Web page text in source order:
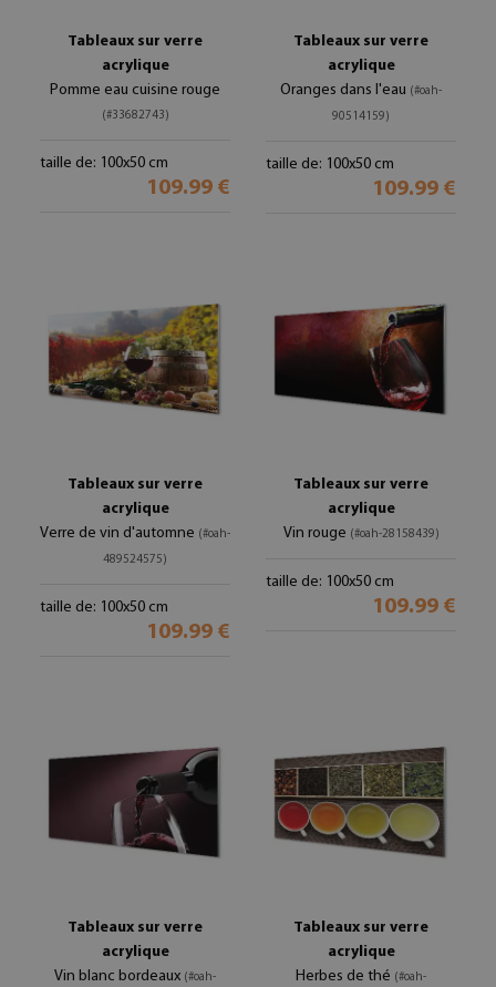
Tableaux sur verre
acrylique
Pomme eau cuisine rouge
(#33682743)
taille de: 100x50 cm
109.99 €
Tableaux sur verre
acrylique
Oranges dans l'eau (#oah-
90514159)
taille de: 100x50 cm
109.99 €
Tableaux sur verre
acrylique
Verre de vin d'automne (#oah-
489524575)
taille de: 100x50 cm
109.99 €
Tableaux sur verre
acrylique
Vin rouge (#oah-28158439)
taille de: 100x50 cm
109.99 €
Tableaux sur verre
acrylique
Vin blanc bordeaux (#oah-
Tableaux sur verre
acrylique
Herbes de thé (#oah-